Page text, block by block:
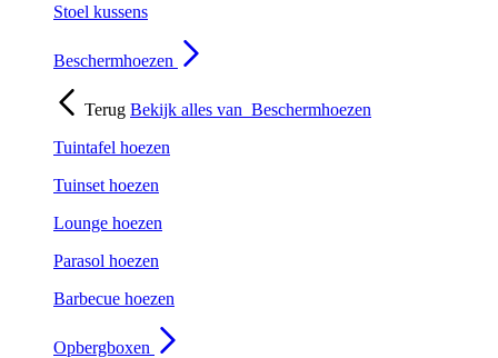
Stoel kussens
Beschermhoezen
Terug Bekijk alles van Beschermhoezen
Tuintafel hoezen
Tuinset hoezen
Lounge hoezen
Parasol hoezen
Barbecue hoezen
Opbergboxen